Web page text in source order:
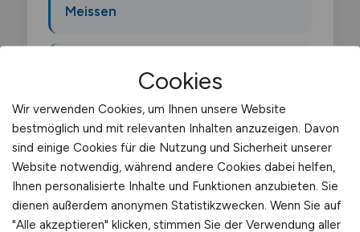
Meissen
Duravit Sanitaerporzellan (Region)
Schwerpunkt-Gewerbegebiete sind
Gewerbegebiet Meissen-Triebischtal,
Industriegebiet Meissen-Bohnitzsch.
Cookies
Wir verwenden Cookies, um Ihnen unsere Website
bestmöglich und mit relevanten Inhalten anzuzeigen. Davon
sind einige Cookies für die Nutzung und Sicherheit unserer
Website notwendig, während andere Cookies dabei helfen,
Ihnen personalisierte Inhalte und Funktionen anzubieten. Sie
dienen außerdem anonymen Statistikzwecken. Wenn Sie auf
"Alle akzeptieren" klicken, stimmen Sie der Verwendung aller